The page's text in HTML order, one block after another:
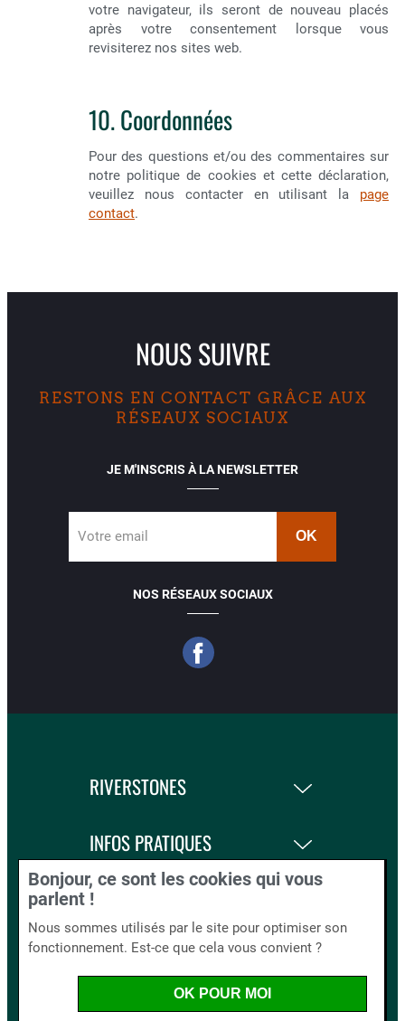
votre navigateur, ils seront de nouveau placés
après votre consentement lorsque vous
revisiterez nos sites web.
10. Coordonnées
Pour des questions et/ou des commentaires sur
notre politique de cookies et cette déclaration,
veuillez nous contacter en utilisant la page
contact.
NOUS SUIVRE
RESTONS EN CONTACT GRÂCE AUX
RÉSEAUX SOCIAUX
JE M'INSCRIS À LA NEWSLETTER
Votre email
NOS RÉSEAUX SOCIAUX
RIVERSTONES
INFOS PRATIQUES
LA BOUTIQUE
BLOG AND CO.
Bonjour, ce sont les cookies qui vous
parlent !
Nous sommes utilisés par le site pour optimiser son
fonctionnement. Est-ce que cela vous convient ?
OK POUR MOI